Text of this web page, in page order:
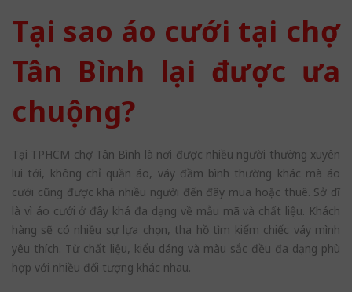
Tại sao áo cưới tại chợ
Tân Bình lại được ưa
chuộng?
Tại TPHCM chợ Tân Bình là nơi được nhiều người thường xuyên
lui tới, không chỉ quần áo, váy đầm bình thường khác mà áo
cưới cũng được khá nhiều người đến đây mua hoặc thuê. Sở dĩ
là vì áo cưới ở đây khá đa dạng về mẫu mã và chất liệu. Khách
hàng sẽ có nhiều sự lựa chọn, tha hồ tìm kiếm chiếc váy mình
yêu thích. Từ chất liệu, kiểu dáng và màu sắc đều đa dạng phù
hợp với nhiều đối tượng khác nhau.